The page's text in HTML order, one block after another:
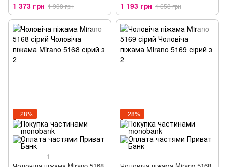
1 373 грн 1 908 грн 1 193 грн 1 658 грн
−28%
1
−28%